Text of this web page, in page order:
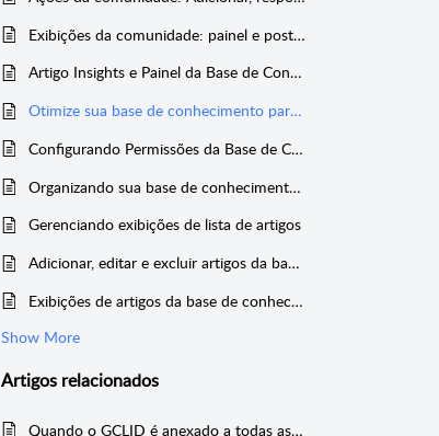
Exibições da comunidade: painel e postagens recentes
Artigo Insights e Painel da Base de Conhecimento
Otimize sua base de conhecimento para os mecanismos de pesquisa
Configurando Permissões da Base de Conhecimento
Organizando sua base de conhecimento Conteúdo
Gerenciando exibições de lista de artigos
Adicionar, editar e excluir artigos da base de conhecimento
Exibições de artigos da base de conhecimento
Show More
Artigos relacionados
Quando o GCLID é anexado a todas as URLs do meu site, isso afetará o page rank nos mecanismos de pesquisa?